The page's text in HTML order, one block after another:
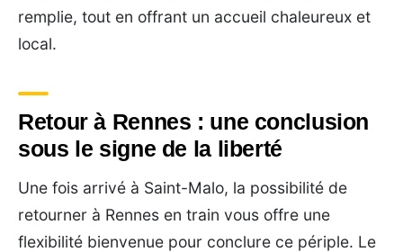
remplie, tout en offrant un accueil chaleureux et
local.
Retour à Rennes : une conclusion
sous le signe de la liberté
Une fois arrivé à Saint-Malo, la possibilité de
retourner à Rennes en train vous offre une
flexibilité bienvenue pour conclure ce périple. Le